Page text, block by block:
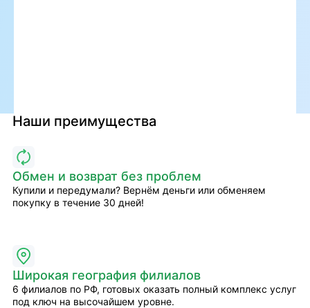
Наши преимущества
Обмен и возврат без проблем
Купили и передумали? Вернём деньги или обменяем
покупку в течение 30 дней!
Широкая география филиалов
6 филиалов по РФ, готовых оказать полный комплекс услуг
под ключ на высочайшем уровне.